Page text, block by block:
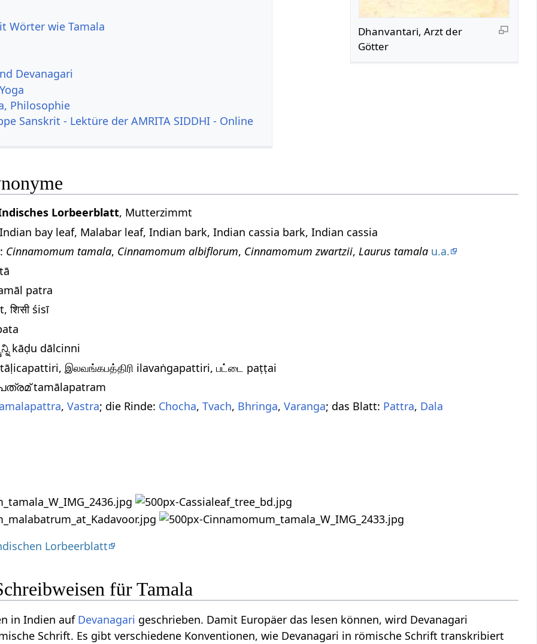
Dhanvantari, Arzt der
Götter
Wörter wie Tamala
Devanagari
Philosophie
Sanskrit - Lektüre der AMRITA SIDDHI - Online
Lorbeerblatt, Mutterzimmt
bay leaf, Malabar leaf, Indian bark, Indian cassia bark, Indian cassia
Cinnamomum tamala, Cinnamomum albiflorum, Cinnamomum zwartzii,Laurus tamala u.a.
patra
शिसी śisī
kāḍu dālcinni
tāḷicapattiri, இலவங்கபத்திரி ilavaṅgapattiri, பட்டை paṭṭai
tamālapatram
,Vastra; die Rinde: Chocha,Tvach, Bhringa,Varanga; das Blatt: Pattra, Dala
Lorbeerblatt
für Tamala
in Indien auf Devanagari geschrieben. Damit Europäer das lesen können, wird Devanagari
Schrift. Es gibt verschiedene Konventionen, wie Devanagari in römische Schrift transkribiert